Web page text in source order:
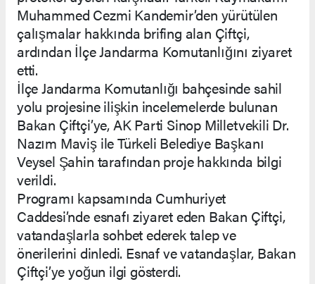
Muhammed Cezmi Kandemir’den yürütülen
çalışmalar hakkında brifing alan Çiftçi,
ardından İlçe Jandarma Komutanlığını ziyaret
etti.
İlçe Jandarma Komutanlığı bahçesinde sahil
yolu projesine ilişkin incelemelerde bulunan
Bakan Çiftçi’ye, AK Parti Sinop Milletvekili Dr.
Nazım Maviş ile Türkeli Belediye Başkanı
Veysel Şahin tarafından proje hakkında bilgi
verildi.
Programı kapsamında Cumhuriyet
Caddesi’nde esnafı ziyaret eden Bakan Çiftçi,
vatandaşlarla sohbet ederek talep ve
önerilerini dinledi. Esnaf ve vatandaşlar, Bakan
Çiftçi’ye yoğun ilgi gösterdi.